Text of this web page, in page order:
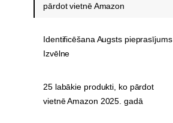
pārdot vietnē Amazon
Identificēšana Augsts pieprasījums
Izvēlne
25 labākie produkti, ko pārdot
vietnē Amazon 2025. gadā